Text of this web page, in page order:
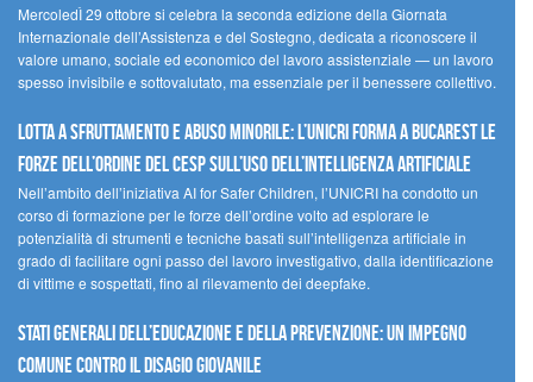
MercoledÌ 29 ottobre si celebra la seconda edizione della Giornata
Internazionale dell’Assistenza e del Sostegno, dedicata a riconoscere il
valore umano, sociale ed economico del lavoro assistenziale — un lavoro
spesso invisibile e sottovalutato, ma essenziale per il benessere collettivo.
Lotta a sfruttamento e abuso minorile: l’UNICRI forma a Bucarest le
forze dell’ordine del CESP sull’uso dell’Intelligenza Artificiale
Nell’ambito dell’iniziativa AI for Safer Children, l’UNICRI ha condotto un
corso di formazione per le forze dell’ordine volto ad esplorare le
potenzialità di strumenti e tecniche basati sull’intelligenza artificiale in
grado di facilitare ogni passo del lavoro investigativo, dalla identificazione
di vittime e sospettati, fino al rilevamento dei deepfake.
Stati Generali dell’Educazione e della Prevenzione: un impegno
comune contro il disagio giovanile